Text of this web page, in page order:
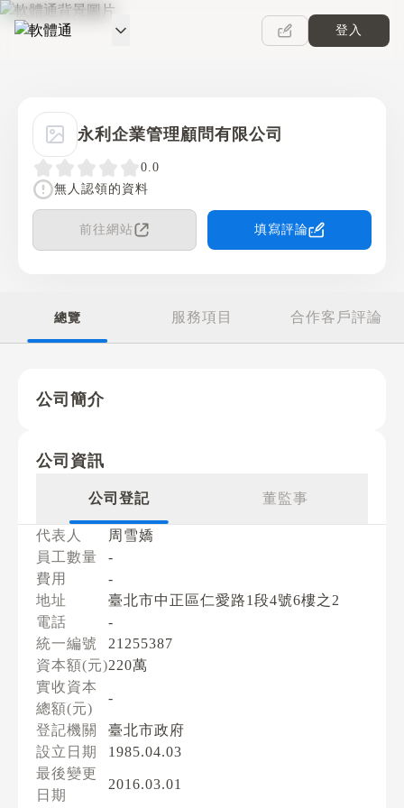
軟體通
登入
永利企業管理顧問有限公司
0.0
無人認領的資料
前往網站 填寫評論
總覽 服務項目 合作客戶評論
公司簡介
公司資訊
公司登記 董監事
代表人
周雪嬌
員工數量
-
費用
-
地址
臺北市中正區仁愛路1段4號6樓之2
電話
-
統一編號
21255387
資本額(元)220萬
實收資本
總額(元)
-
登記機關
臺北市政府
設立日期
1985.04.03
最後變更
日期
2016.03.01